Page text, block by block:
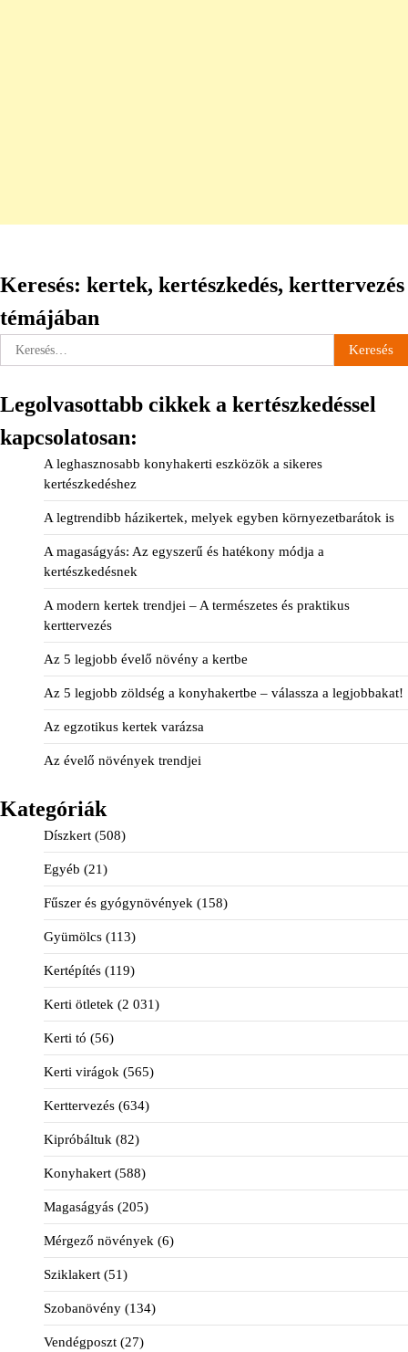
Keresés: kertek, kertészkedés, kerttervezés
témájában
Keresés:
Legolvasottabb cikkek a kertészkedéssel
kapcsolatosan:
A leghasznosabb konyhakerti eszközök a sikeres
kertészkedéshez
A legtrendibb házikertek, melyek egyben környezetbarátok is
A magaságyás: Az egyszerű és hatékony módja a
kertészkedésnek
A modern kertek trendjei – A természetes és praktikus
kerttervezés
Az 5 legjobb évelő növény a kertbe
Az 5 legjobb zöldség a konyhakertbe – válassza a legjobbakat!
Az egzotikus kertek varázsa
Az évelő növények trendjei
Kategóriák
Díszkert (508)
Egyéb (21)
Fűszer és gyógynövények (158)
Gyümölcs (113)
Kertépítés (119)
Kerti ötletek (2 031)
Kerti tó (56)
Kerti virágok (565)
Kerttervezés (634)
Kipróbáltuk (82)
Konyhakert (588)
Magaságyás (205)
Mérgező növények (6)
Sziklakert (51)
Szobanövény (134)
Vendégposzt (27)